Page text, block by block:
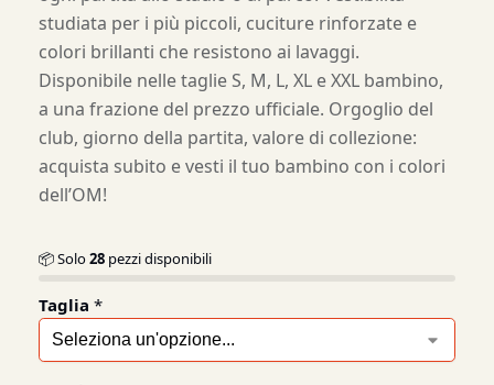
studiata per i più piccoli, cuciture rinforzate e
colori brillanti che resistono ai lavaggi.
Disponibile nelle taglie S, M, L, XL e XXL bambino,
a una frazione del prezzo ufficiale. Orgoglio del
club, giorno della partita, valore di collezione:
acquista subito e vesti il tuo bambino con i colori
dell’OM!
📦 Solo28 pezzi disponibili
Taglia *